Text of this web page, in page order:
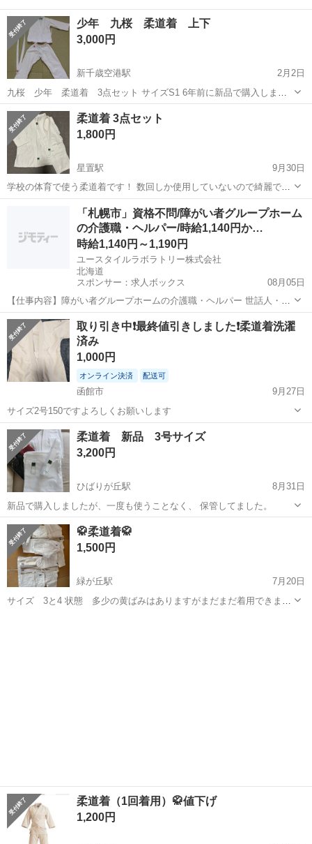
少年 九桜 柔道着 上下
3,000円
新千歳空港駅
2月2日
九桜 少年 柔道着 3点セット サイズS1 6年前に新品で購入しまし
た。 子供が小２の時に数回試合で使用 新品程綺麗ではないが比較的綺
麗です。
北海道 千歳市 新千歳空港駅
柔道着 3点セット
1,800円
星置駅
9月30日
学校の体育で使う柔道着です！ 数回しか使用していないので綺麗でま
だまだ使えます>ᴗ< サイズは2号です お値下げ交渉可
星置駅 武道、格闘技 体育
「札幌市」資格不問/障がい者グループホーム
の介護職・ヘルパー/時給1,140円か…
時給1,140円～1,190円
ユースタイルラボラトリー株式会社
北海道
スポンサー：求人ボックス
08月05日
【仕事内容】障がい者グループホームの介護職・ヘルパー 世話人・生
活支援員としての業務を行っていただきます。 <主な業務内容> お食
事の準備 食事・入浴・就寝の支援 日常生活の相談業務 健康管理、記
録 就業支援施設への送り出し など...
アルバイト・パート
取り引き中❗️最終値引きしました❗️柔道着洗濯
済み
1,000円
オンライン決済 配送可
函館市
9月27日
サイズ2号150ですよろしくお願いします
北海道 函館市 武道、格闘技 コロナ
柔道着 新品 3号サイズ
3,200円
ひばりが丘駅
8月31日
新品で購入しましたが、一度も使うことなく、 保管してました。
北海道 札幌市 ひばりが丘駅
🥋柔道着🥋
1,500円
緑が丘駅
7月20日
サイズ 3と4 状態 多少の黄ばみはありますがまだまだ着用できま
柔道着（1回着用）🥋値下げ
1,200円